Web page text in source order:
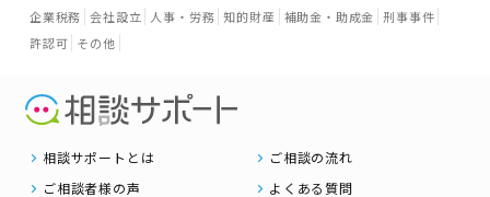
企業税務 会社設立 人事・労務 知的財産 補助金・助成金 刑事事件
許認可 その他
相談サポートとは
ご相談の流れ
ご相談者様の声
よくある質問